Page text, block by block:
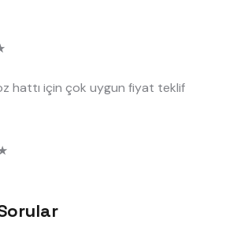
hattı için çok uygun fiyat teklif